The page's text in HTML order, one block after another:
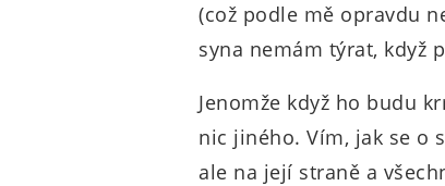
(což podle mě opravdu
syna nemám týrat, když
Jenomže když ho budu
nic jiného. Vím, jak se o
ale na její straně a